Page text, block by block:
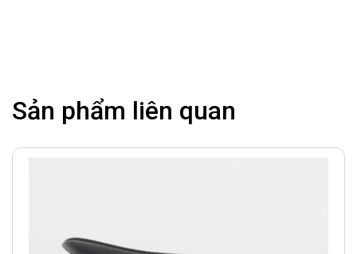
Sản phẩm liên quan